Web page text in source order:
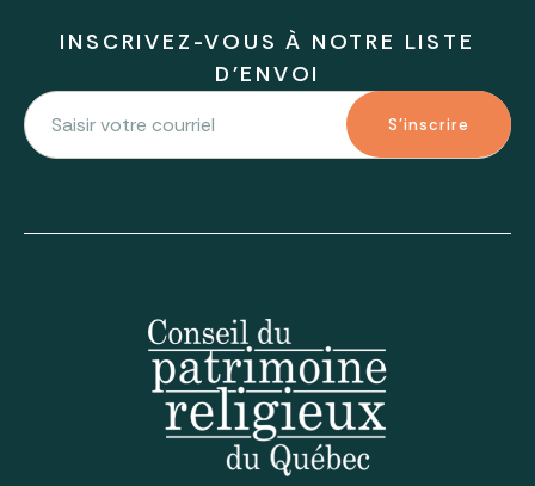
INSCRIVEZ-VOUS À NOTRE LISTE
D'ENVOI
S'inscrire